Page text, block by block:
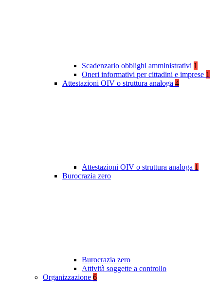
Scadenzario obblighi amministrativi 1
Oneri informativi per cittadini e imprese 1
Attestazioni OIV o struttura analoga 4
Attestazioni OIV o struttura analoga 1
Burocrazia zero
Burocrazia zero
Attività soggette a controllo
Organizzazione 6